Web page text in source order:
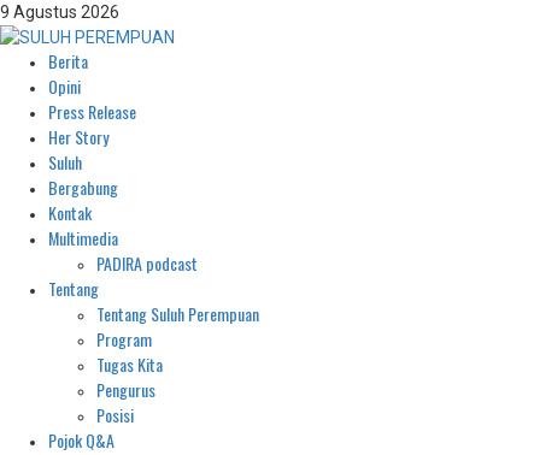
Skip
to
content
9 Agustus 2026
Primary
Menu
Berita
Opini
Press Release
Her Story
Suluh
Bergabung
Kontak
Multimedia
PADIRA podcast
Tentang
Tentang Suluh Perempuan
Program
Tugas Kita
Pengurus
Posisi
Pojok Q&A